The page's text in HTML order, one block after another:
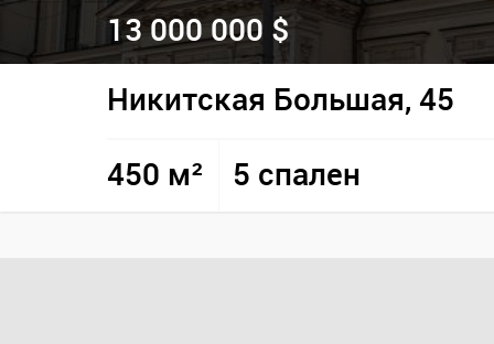
13 000 000 $
Никитская Большая, 45
450 м² 5 спален